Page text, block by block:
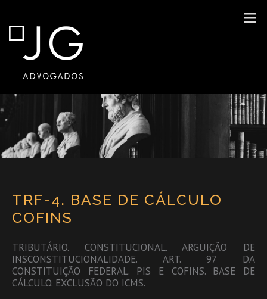
TRF-4. BASE DE CÁLCULO
COFINS
TRIBUTÁRIO. CONSTITUCIONAL. ARGUIÇÃO DE
INSCONSTITUCIONALIDADE. ART. 97 DA
CONSTITUIÇÃO FEDERAL. PIS E COFINS. BASE DE
CÁLCULO. EXCLUSÃO DO ICMS.